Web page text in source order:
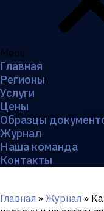
Menu
Главная
Регионы
Услуги
Цены
Образцы
Журнал
Наша команда
Контакты
Главная » Журнал »